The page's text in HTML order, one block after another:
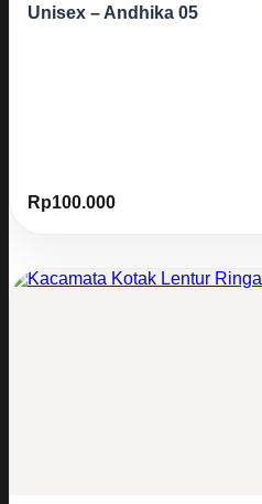
Unisex – Andhika 05
Rp100.000